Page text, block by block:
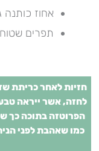
אחוז כותנה
תפרים
חזיות לאחר כריתת
לחזה,אשר ייראה
הפרוטזה בתוכה כך
כמו שאהבת לפני